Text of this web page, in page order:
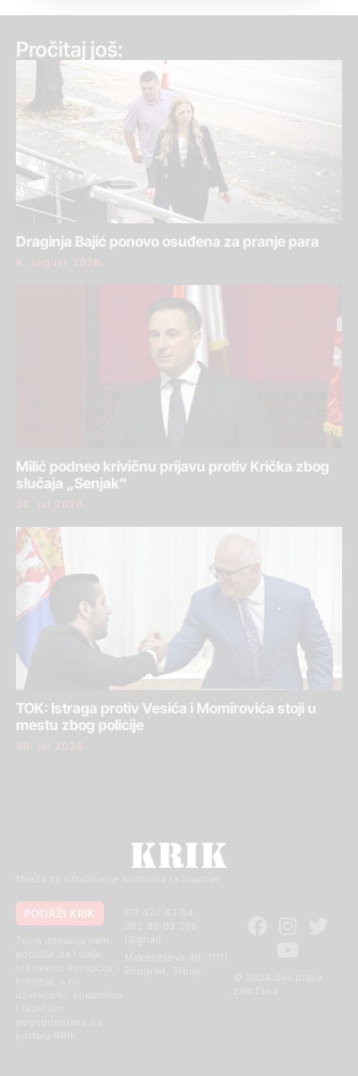
Pročitaj još:
Draginja Bajić ponovo osuđena za pranje para
4. avgust 2026.
Milić podneo krivičnu prijavu protiv Krička zbog
slučaja „Senjak“
30. jul 2026.
TOK: Istraga protiv Vesića i Momirovića stoji u
mestu zbog policije
30. jul 2026.
Mreža za istraživanje kriminala i korupcije
© 2024 Sva prava
011 420 43 04
Makenzijeva 46, 11111
PODRŽI KRIK
otkrivamo korupciju i
kriminal, a mi
uzvraćamo poklonima
i različitim
pogodnostima na
portalu KRIK.